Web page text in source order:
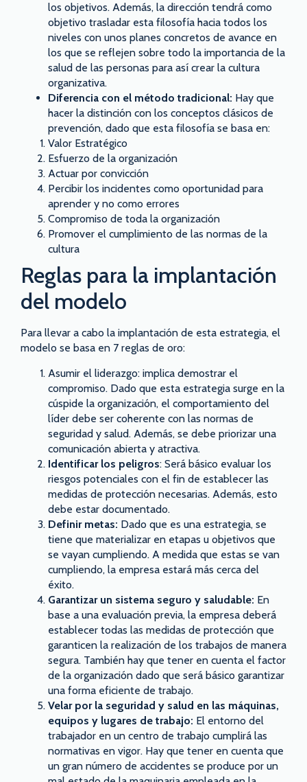
los objetivos. Además, la dirección tendrá como
objetivo trasladar esta filosofía hacia todos los
niveles con unos planes concretos de avance en
los que se reflejen sobre todo la importancia de la
salud de las personas para así crear la cultura
organizativa.
Diferencia con el método tradicional: Hay que
hacer la distinción con los conceptos clásicos de
prevención, dado que esta filosofía se basa en:
Valor Estratégico
Esfuerzo de la organización
Actuar por convicción
Percibir los incidentes como oportunidad para
aprender y no como errores
Compromiso de toda la organización
Promover el cumplimiento de las normas de la
cultura
Reglas para la implantación
del modelo
Para llevar a cabo la implantación de esta estrategia, el
modelo se basa en 7 reglas de oro:
Asumir el liderazgo: implica demostrar el
compromiso. Dado que esta estrategia surge en la
cúspide la organización, el comportamiento del
líder debe ser coherente con las normas de
seguridad y salud. Además, se debe priorizar una
comunicación abierta y atractiva.
Identificar los peligros: Será básico evaluar los
riesgos potenciales con el fin de establecer las
medidas de protección necesarias. Además, esto
debe estar documentado.
Definir metas: Dado que es una estrategia, se
tiene que materializar en etapas u objetivos que
se vayan cumpliendo. A medida que estas se van
cumpliendo, la empresa estará más cerca del
éxito.
Garantizar un sistema seguro y saludable: En
base a una evaluación previa, la empresa deberá
establecer todas las medidas de protección que
garanticen la realización de los trabajos de manera
segura. También hay que tener en cuenta el factor
de la organización dado que será básico garantizar
una forma eficiente de trabajo.
Velar por la seguridad y salud en las máquinas,
equipos y lugares de trabajo: El entorno del
trabajador en un centro de trabajo cumplirá las
normativas en vigor. Hay que tener en cuenta que
un gran número de accidentes se produce por un